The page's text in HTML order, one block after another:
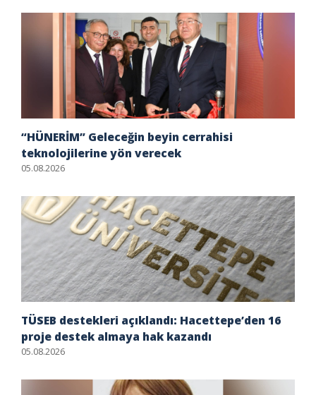
“HÜNERİM” Geleceğin beyin cerrahisi
teknolojilerine yön verecek
05.08.2026
TÜSEB destekleri açıklandı: Hacettepe’den 16
proje destek almaya hak kazandı
05.08.2026